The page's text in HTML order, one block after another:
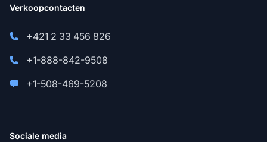
Verkoopcontacten
+421 2 33 456 826
+1-888-842-9508
+1-508-469-5208
Sociale media